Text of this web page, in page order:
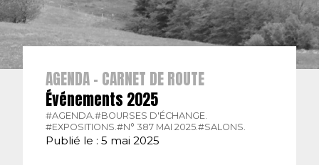
AGENDA - CARNET DE ROUTE
Événements 2025
#AGENDA. #BOURSES D'ÉCHANGE.
#EXPOSITIONS. #N° 387 MAI 2025. #SALONS.
Publié le : 5 mai 2025